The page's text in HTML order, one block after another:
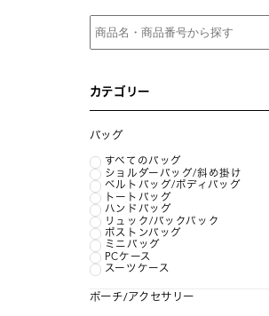
カテゴリー
バッグ
すべてのバッグ
ショルダーバッグ/斜め掛け
ベルトバッグ/ボディバッグ
トートバッグ
ハンドバッグ
リュック/バックパック
ボストンバッグ
ミニバッグ
PCケース
スーツケース
ポーチ/アクセサリー